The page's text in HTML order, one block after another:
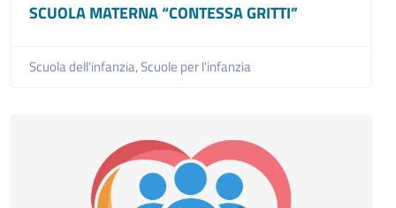
SCUOLA MATERNA “CONTESSA GRITTI”
Scuola dell'infanzia,Scuole per l'infanzia